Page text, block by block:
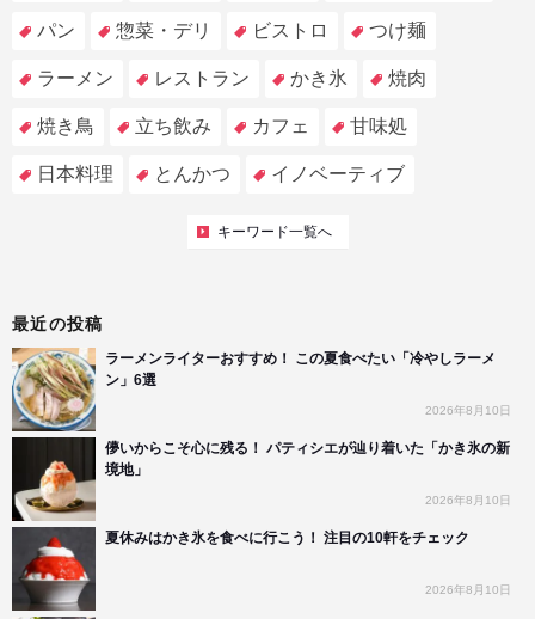
パン 惣菜・デリ ビストロ つけ麺
ラーメン レストラン かき氷 焼肉
焼き鳥 立ち飲み カフェ 甘味処
日本料理 とんかつ イノベーティブ
キーワード一覧へ
最近の投稿
ラーメンライターおすすめ！ この夏食べたい「冷やしラーメ
ン」6選
2026年8月10日
儚いからこそ心に残る！ パティシエが辿り着いた「かき氷の新
境地」
2026年8月10日
夏休みはかき氷を食べに行こう！ 注目の10軒をチェック
2026年8月10日